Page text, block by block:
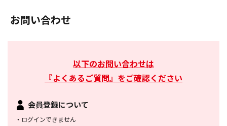
お問い合わせ
以下のお問い合わせは
『よくあるご質問』をご確認ください
会員登録について
・ ログインできません